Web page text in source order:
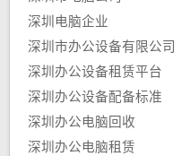
深圳电脑企业
深圳市办公设备有限公司
深圳办公设备租赁平台
深圳办公设备配备标准
深圳办公电脑回收
深圳办公电脑租赁